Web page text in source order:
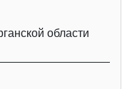
области